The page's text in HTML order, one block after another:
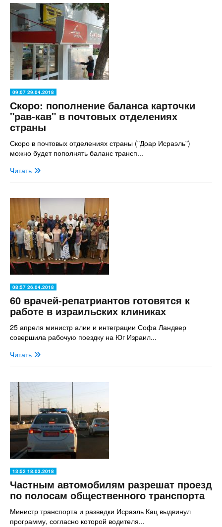
09:07 29.04.2018
Скоро: пополнение баланса карточки
"рав-кав" в почтовых отделениях
страны
Скоро в почтовых отделениях страны ("Доар Исраэль")
можно будет пополнять баланс трансп...
Читать
08:57 26.04.2018
60 врачей-репатриантов готовятся к
работе в израильских клиниках
25 апреля министр алии и интеграции Софа Ландвер
совершила рабочую поездку на Юг Израил...
Читать
13:52 18.03.2018
Частным автомобилям разрешат проезд
по полосам общественного транспорта
Министр транспорта и разведки Исраэль Кац выдвинул
программу, согласно которой водителя...